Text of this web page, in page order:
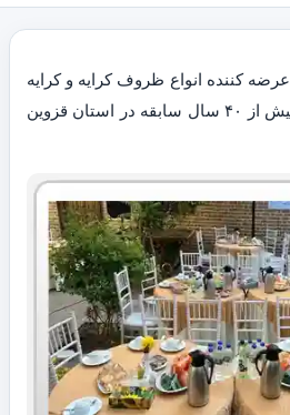
عرضه کننده انواع ظروف کرایه و کرایه
ظروف و اجاره صندلی با بیش از ۴۰ سال سابقه در استان قزوین